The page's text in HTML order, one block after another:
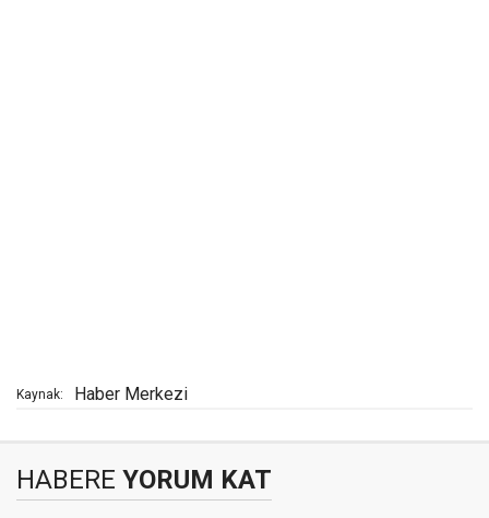
Kaynak: Haber Merkezi
HABERE YORUM KAT